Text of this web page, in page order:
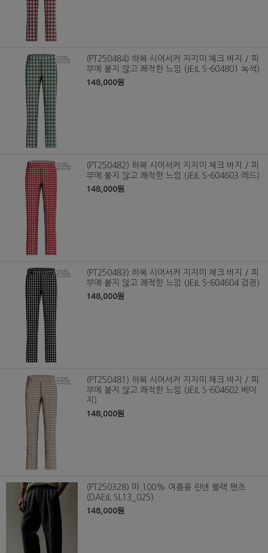
(PT250484) 하복 시어서커 지지미 체크 바지 / 피
부에 붙지 않고 쾌적한 느낌 (JEIL S-604801 녹색)
148,000원
(PT250482) 하복 시어서커 지지미 체크 바지 / 피
부에 붙지 않고 쾌적한 느낌 (JEIL S-604603 레드)
148,000원
(PT250483) 하복 시어서커 지지미 체크 바지 / 피
부에 붙지 않고 쾌적한 느낌 (JEIL S-604604 검정)
148,000원
(PT250481) 하복 시어서커 지지미 체크 바지 / 피
부에 붙지 않고 쾌적한 느낌 (JEIL S-604602 베이
지)
148,000원
(PT250328) 마 100% 여름용 린넨 블랙 팬츠
(DAEIL SL13_025)
148,000원